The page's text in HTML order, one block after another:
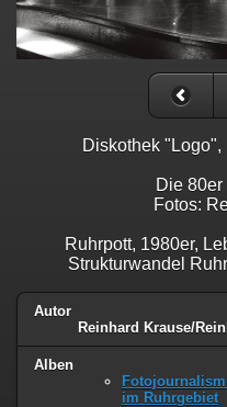
Diskothek
Die
Fotos:
Ruhrpott, 1980er,
Strukturwandel
Autor
Reinhard Krause/
Alben
im Ruhrgebiet